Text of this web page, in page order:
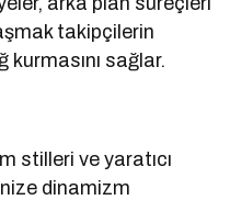
takipçilerin
sağlar.
stilleri ve yaratıcı
dinamizm